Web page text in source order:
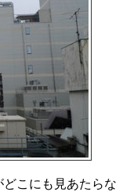
こにも見あたらな